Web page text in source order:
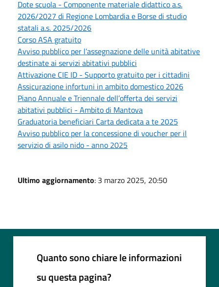
Dote scuola - Componente materiale didattico a.s.
2026/2027 di Regione Lombardia e Borse di studio
statali a.s. 2025/2026
Corso ASA gratuito
Avviso pubblico per l’assegnazione delle unità abitative
destinate ai servizi abitativi pubblici
Attivazione CIE ID - Supporto gratuito per i cittadini
Assicurazione infortuni in ambito domestico 2026
Piano Annuale e Triennale dell’offerta dei servizi
abitativi pubblici - Ambito di Mantova
Graduatoria beneficiari Carta dedicata a te 2025
Avviso pubblico per la concessione di voucher per il
servizio di asilo nido - anno 2025
Ultimo aggiornamento: 3 marzo 2025, 20:50
Quanto sono chiare le informazioni
su questa pagina?